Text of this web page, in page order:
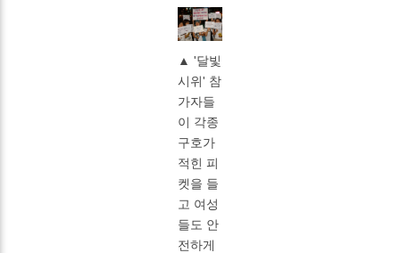
▲ '달빛
시위' 참
가자들
이 각종
구호가
적힌 피
켓을 들
고 여성
들도 안
전하게